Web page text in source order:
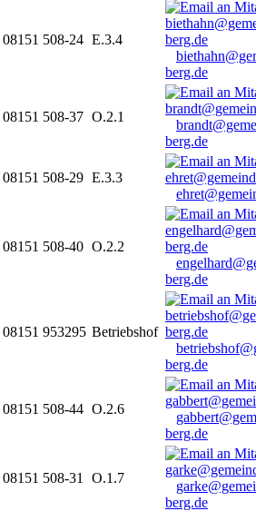
08151 508-24 E.3.4
berg.de
08151 508-37 O.2.1
berg.de
08151 508-29 E.3.3
08151 508-40 O.2.2
berg.de
08151 953295 Betriebshof
berg.de
08151 508-44 O.2.6
berg.de
08151 508-31 O.1.7
berg.de